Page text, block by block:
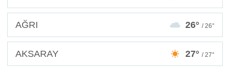
AĞRI 26° / 26°
AKSARAY 27° / 27°